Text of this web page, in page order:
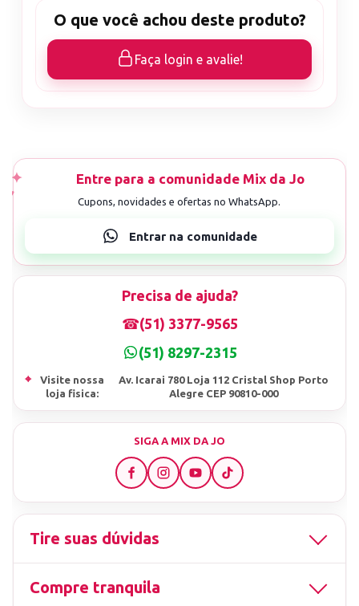
O que você achou deste produto?
Faça login e avalie!
Precisa de ajuda?
☎(51) 3377-9565
(51) 8297-2315
⌖
Visite nossa
loja fisica:
Av. Icarai 780 Loja 112 Cristal Shop Porto
Alegre CEP 90810-000
SIGA A MIX DA JO
Tire suas dúvidas
Compre tranquila